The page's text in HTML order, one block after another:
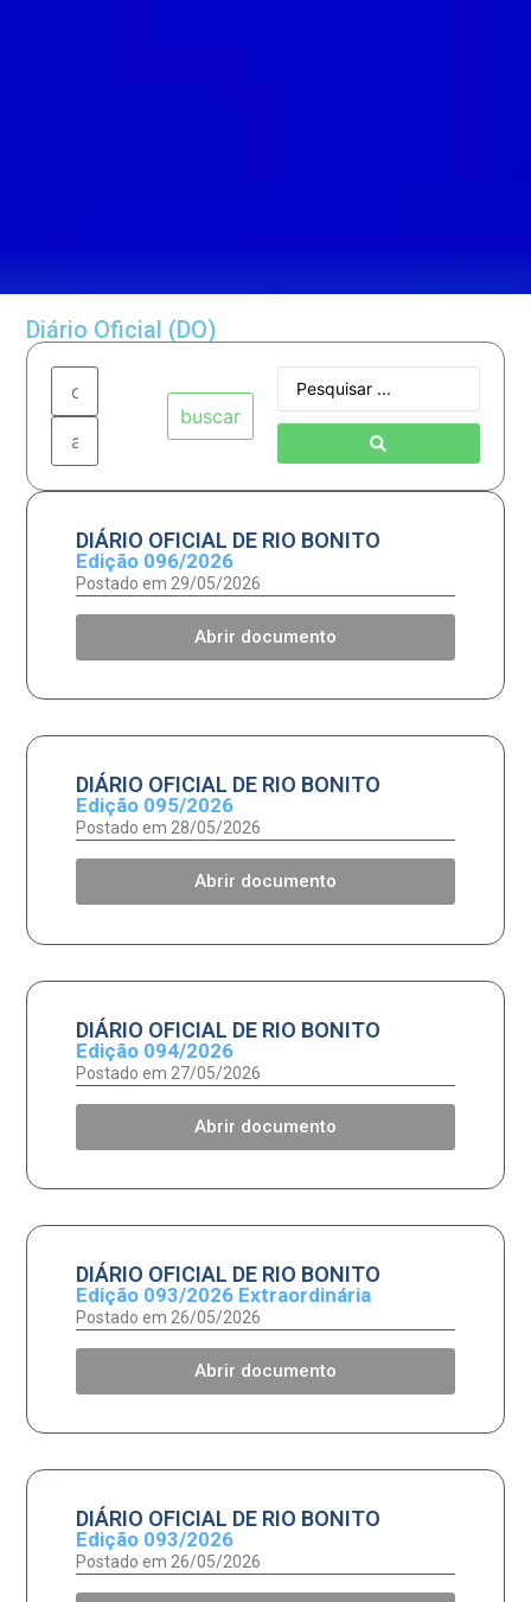
Diário Oficial (DO)
buscar
DIÁRIO OFICIAL DE RIO BONITO
Edição 096/2026
Postado em 29/05/2026
Abrir documento
DIÁRIO OFICIAL DE RIO BONITO
Edição 095/2026
Postado em 28/05/2026
Abrir documento
DIÁRIO OFICIAL DE RIO BONITO
Edição 094/2026
Postado em 27/05/2026
Abrir documento
DIÁRIO OFICIAL DE RIO BONITO
Edição 093/2026 Extraordinária
Postado em 26/05/2026
Abrir documento
DIÁRIO OFICIAL DE RIO BONITO
Edição 093/2026
Postado em 26/05/2026